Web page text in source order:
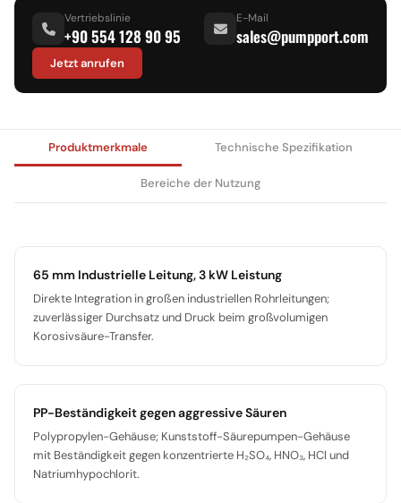
Vertriebslinie
+90 554 128 90 95
E-Mail
sales@pumpport.com
Jetzt anrufen
Produktmerkmale Technische Spezifikation
Bereiche der Nutzung
65 mm Industrielle Leitung, 3 kW Leistung
Direkte Integration in großen industriellen Rohrleitungen;
zuverlässiger Durchsatz und Druck beim großvolumigen
Korosivsäure-Transfer.
PP-Beständigkeit gegen aggressive Säuren
Polypropylen-Gehäuse; Kunststoff-Säurepumpen-Gehäuse
mit Beständigkeit gegen konzentrierte H₂SO₄, HNO₃, HCl und
Natriumhypochlorit.